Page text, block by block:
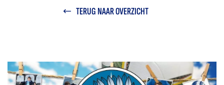
TERUG NAAR OVERZICHT